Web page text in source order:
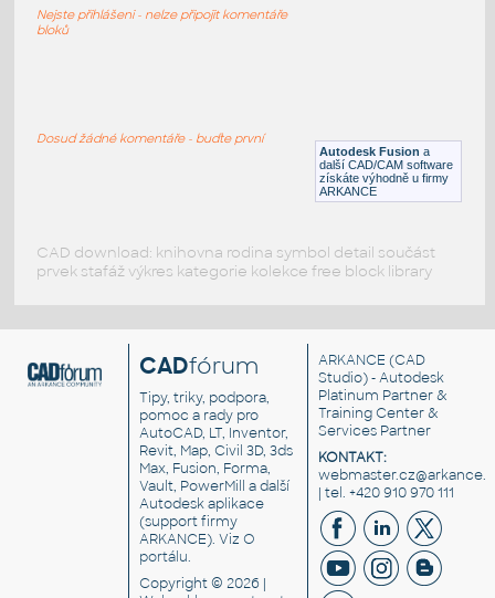
F3D Ocel
F3D Ocel
Autodesk Fusion a
další CAD/CAM software
získáte výhodně u firmy
ARKANCE
Nejste přihlášeni - nelze připojit komentáře
bloků
Dosud žádné komentáře - buďte první
CAD download: knihovna rodina symbol detail součást
prvek stafáž výkres kategorie kolekce free block library
CADfórum
Tipy, triky, podpora,
pomoc a rady pro
AutoCAD, LT, Inventor,
Revit, Map, Civil 3D, 3ds
Max, Fusion, Forma,
Vault, PowerMill a další
Autodesk aplikace
(support firmy
ARKANCE). VizO
portálu.
Copyright © 2026 |
ARKANCE (CAD
Studio) - Autodesk
Platinum Partner &
Training Center &
Services Partner
KONTAKT:
| tel. +420 910 970 111